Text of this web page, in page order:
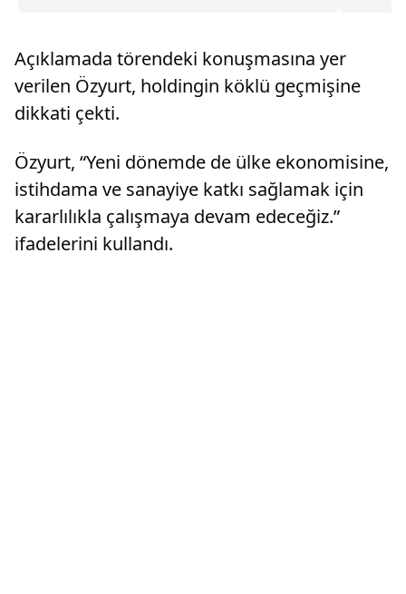
Ağaçlandırma ve Toprak...
Açıklamada törendeki konuşmasına yer
verilen Özyurt, holdingin köklü geçmişine
dikkati çekti.
Özyurt, “Yeni dönemde de ülke ekonomisine,
istihdama ve sanayiye katkı sağlamak için
kararlılıkla çalışmaya devam edeceğiz.”
ifadelerini kullandı.